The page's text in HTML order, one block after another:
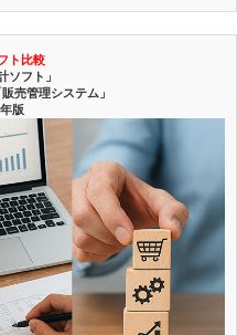
ト比較
ソフト」
売管理システム」
版